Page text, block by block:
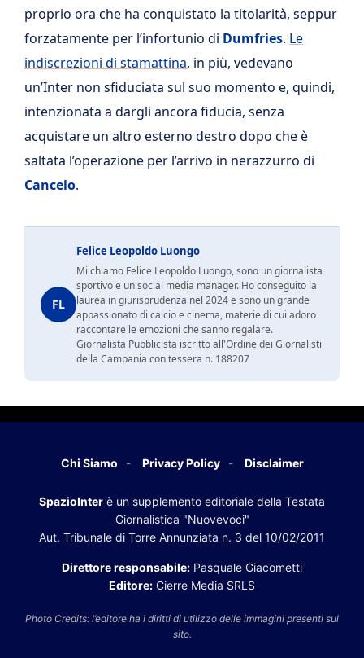
proprio ora che ha conquistato la titolarità, seppur
forzatamente per l’infortunio di Dumfries. Le
indiscrezioni di stamattina, in più, vedevano
un’Inter non sfiduciata sul suo momento e, quindi,
intenzionata a dargli ancora fiducia, senza
acquistare un altro esterno destro dopo che è
saltata l’operazione per l’arrivo in nerazzurro di
Cancelo.
FL
Felice Leopoldo Luongo
Mi chiamo Felice Leopoldo Luongo, sono un giornalista
sportivo e un social media manager. Ho conseguito la
laurea in giurisprudenza nel 2024 e sono un grande
appassionato di calcio e cinema, materie di cui adoro
raccontare le emozioni che sanno regalare.
Giornalista Pubblicista iscritto all'Ordine dei Giornalisti
della Campania con tessera n. 188207
Chi Siamo Privacy Policy Disclaimer
SpazioInter è un supplemento editoriale della Testata
Giornalistica "Nuovevoci"
Aut. Tribunale di Torre Annunziata n. 3 del 10/02/2011
Direttore responsabile: Pasquale Giacometti
Editore: Cierre Media SRLS
Photo Credits: l’editore ha i diritti di utilizzo delle immagini presenti sul
sito.